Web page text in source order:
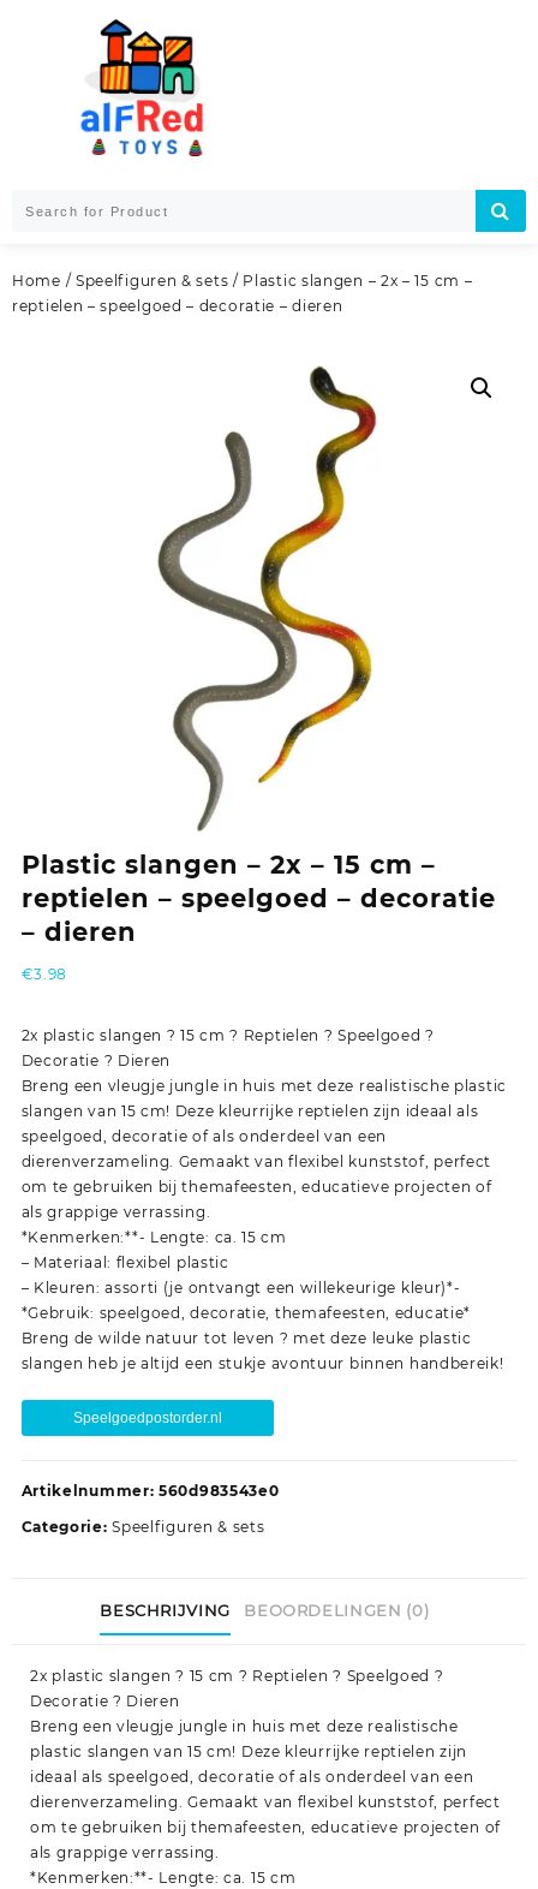
Home / Speelfiguren & sets / Plastic slangen – 2x – 15 cm –
reptielen – speelgoed – decoratie – dieren
Plastic slangen – 2x – 15 cm –
reptielen – speelgoed – decoratie
– dieren
€3.98
2x plastic slangen ? 15 cm ? Reptielen ? Speelgoed ?
Decoratie ? Dieren
Breng een vleugje jungle in huis met deze realistische plastic
slangen van 15 cm! Deze kleurrijke reptielen zijn ideaal als
speelgoed, decoratie of als onderdeel van een
dierenverzameling. Gemaakt van flexibel kunststof, perfect
om te gebruiken bij themafeesten, educatieve projecten of
als grappige verrassing.
*Kenmerken:**- Lengte: ca. 15 cm
– Materiaal: flexibel plastic
– Kleuren: assorti (je ontvangt een willekeurige kleur)*-
*Gebruik: speelgoed, decoratie, themafeesten, educatie*
Breng de wilde natuur tot leven ? met deze leuke plastic
slangen heb je altijd een stukje avontuur binnen handbereik!
Speelgoedpostorder.nl
Artikelnummer: 560d983543e0
Categorie:Speelfiguren & sets
BESCHRIJVING BEOORDELINGEN (0)
2x plastic slangen ? 15 cm ? Reptielen ? Speelgoed ?
Decoratie ? Dieren
Breng een vleugje jungle in huis met deze realistische
plastic slangen van 15 cm! Deze kleurrijke reptielen zijn
ideaal als speelgoed, decoratie of als onderdeel van een
dierenverzameling. Gemaakt van flexibel kunststof, perfect
om te gebruiken bij themafeesten, educatieve projecten of
als grappige verrassing.
*Kenmerken:**- Lengte: ca. 15 cm